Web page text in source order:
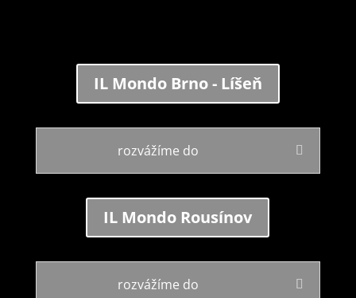
IL Mondo Brno - Líšeň
rozvážíme do
IL Mondo Rousínov
rozvážíme do